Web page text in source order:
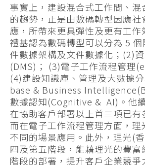
事實上，建設混合式工作間、混
的趨勢，正是由數碼轉型因應社
應，所帶來更具彈性及更有工
禮基認為數碼轉型可以分為 5
件數據架構及文件數據化；(2)
(DMS)； (3)電子工作流程管理
(4)建設知識庫、管理及大數據
base & Business
數據認知(Cognitive & AI)。他
在協助客戶部署以上首三項已有
而在電子工作流程管理方面，理
不同的場景應用。此外，理光(
四及第五階段，能藉理光的豐富
階段的部署，提升客戶企業競爭